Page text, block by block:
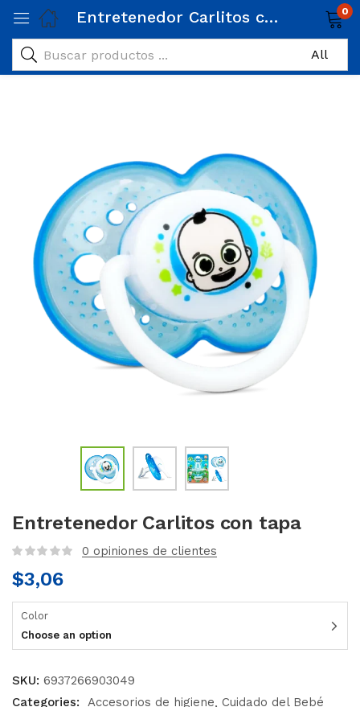
Entretenedor Carlitos con tapa 0
Entretenedor Carlitos con tapa
0 opiniones de clientes
$3,06
Color
Choose an option
SKU: 6937266903049
Categories:
Accesorios de higiene Cuidado del Bebé